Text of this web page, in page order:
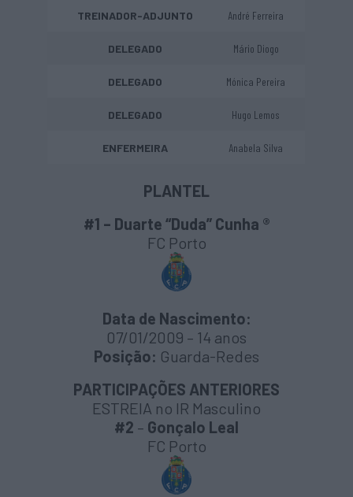
TREINADOR-ADJUNTO André Ferreira
DELEGADO Mário Diogo
DELEGADO Mónica Pereira
DELEGADO Hugo Lemos
ENFERMEIRA Anabela Silva
PLANTEL
#1 – Duarte “Duda” Cunha ®
FC Porto
Data de Nascimento:
07/01/2009 – 14 anos
Posição: Guarda-Redes
PARTICIPAÇÕES ANTERIORES
ESTREIA no IR Masculino
#2 – Gonçalo Leal
FC Porto